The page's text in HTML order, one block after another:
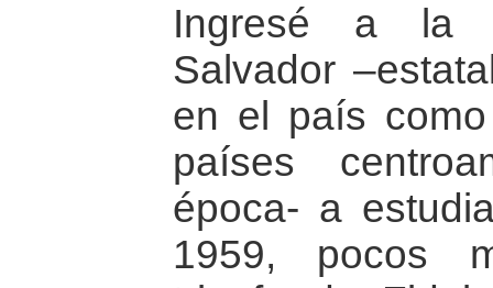
Ingresé a la
Salvador
en el país
países
época- a
1959, pocos